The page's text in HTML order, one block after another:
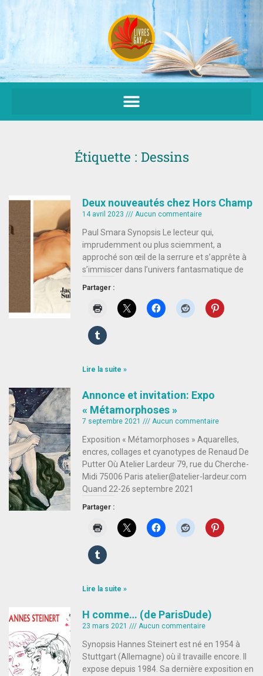
Aller
au
contenu
Étiquette : Dessins
Deux nouveautés chez Hors Champ
14 avril 2023 Aucun commentaire
Paul Smara Synopsis Le lecteur qui,
imprudemment ou plus sciemment, a
approché son œil de la serrure et s’apprête à
s’immiscer dans l’univers fantasmatique de
Partager :
Lire la suite »
Annonce et invitation: Expo
« Métamorphoses »
7 septembre 2021 Aucun commentaire
Exposition « Métamorphoses » Aquarelles,
encres, collages et cyanotypes de Renaud De
Putter Où Atelier Lardeur 79, rue du Cherche-
Midi 75006 Paris atelier@atelier-lardeur.com
Quand 22-26 septembre 2021
Partager :
Lire la suite »
H comme… (de ParisDude)
23 mars 2021 Aucun commentaire
Synopsis Hannes Steinert est né en 1954 à
Stuttgart (Allemagne) où il travaille encore. Il
expose depuis 1984. Sa dernière exposition en